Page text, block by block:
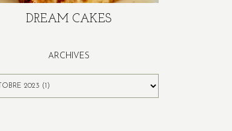
DREAM CAKES
ARCHIVES